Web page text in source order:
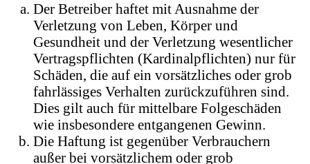
Der Betreiber haftet mit Ausnahme der
Verletzung von Leben, Körper und
Gesundheit und der Verletzung wesentlicher
Vertragspflichten (Kardinalpflichten) nur für
Schäden, die auf ein vorsätzliches oder grob
fahrlässiges Verhalten zurückzuführen sind.
Dies gilt auch für mittelbare Folgeschäden
wie insbesondere entgangenen Gewinn.
Die Haftung ist gegenüber Verbrauchern
außer bei vorsätzlichem oder grob